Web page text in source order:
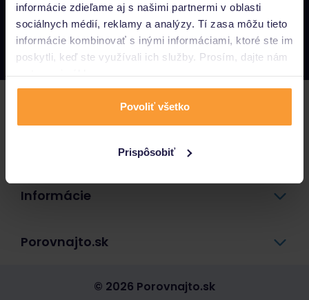
informácie zdieľame aj s našimi partnermi v oblasti
sociálnych médií, reklamy a analýzy. Tí zasa môžu tieto
informácie kombinovať s inými informáciami, ktoré ste im
poskytli, keď ste využívali ich služby. Prosím, dajte nám
na to svoj súhlas.
Povoliť všetko
Prispôsobiť
Napíšte nám
info@porovnajto.sk
Zavolajte nám
0800 400 300
Informácie
Porovnajto.sk
© 2026 Porovnajto.sk